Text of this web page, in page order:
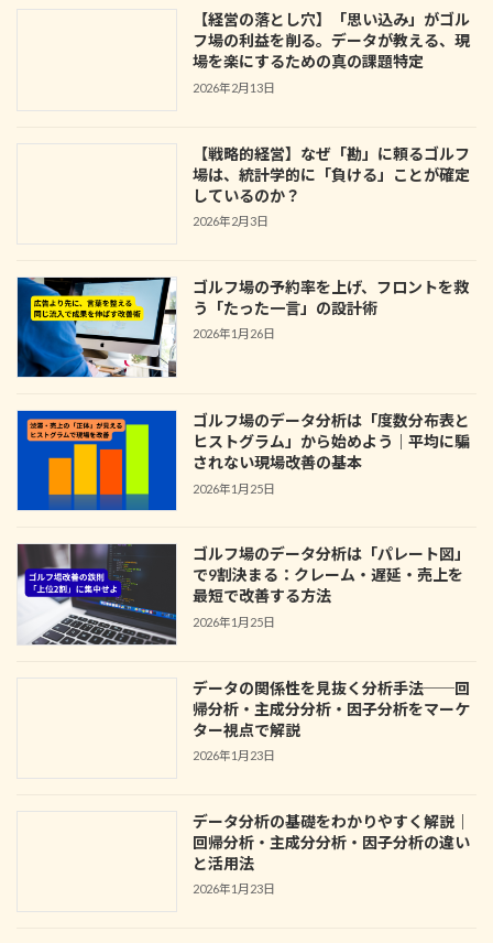
【経営の落とし穴】「思い込み」がゴル
フ場の利益を削る。データが教える、現
場を楽にするための真の課題特定
2026年2月13日
【戦略的経営】なぜ「勘」に頼るゴルフ
場は、統計学的に「負ける」ことが確定
しているのか？
2026年2月3日
ゴルフ場の予約率を上げ、フロントを救
う「たった一言」の設計術
2026年1月26日
ゴルフ場のデータ分析は「度数分布表と
ヒストグラム」から始めよう｜平均に騙
されない現場改善の基本
2026年1月25日
ゴルフ場のデータ分析は「パレート図」
で9割決まる：クレーム・遅延・売上を
最短で改善する方法
2026年1月25日
データの関係性を見抜く分析手法──回
帰分析・主成分分析・因子分析をマーケ
ター視点で解説
2026年1月23日
データ分析の基礎をわかりやすく解説｜
回帰分析・主成分分析・因子分析の違い
と活用法
2026年1月23日